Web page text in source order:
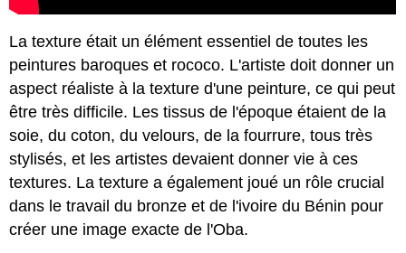
La texture était un élément essentiel de toutes les
peintures baroques et rococo. L'artiste doit donner un
aspect réaliste à la texture d'une peinture, ce qui peut
être très difficile. Les tissus de l'époque étaient de la
soie, du coton, du velours, de la fourrure, tous très
stylisés, et les artistes devaient donner vie à ces
textures. La texture a également joué un rôle crucial
dans le travail du bronze et de l'ivoire du Bénin pour
créer une image exacte de l'Oba.